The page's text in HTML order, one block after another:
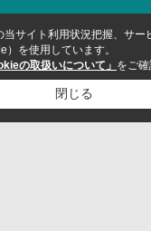
サイト利用状況把握、サー
を使用しています。
の取扱いについて」 をご確
閉じる